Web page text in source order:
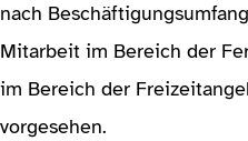
nach
Mitarbeit im Bereich der
im Bereich der
vorgesehen.